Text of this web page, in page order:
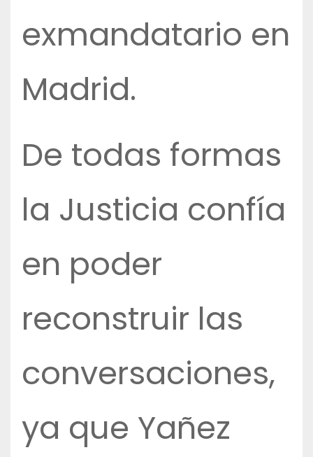
exmandatario en
Madrid.
De todas formas
la Justicia confía
en poder
reconstruir las
conversaciones,
ya que Yañez